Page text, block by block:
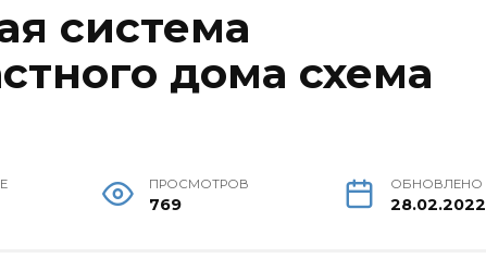
система
дома схема
ПРОСМОТРОВ
769
ОБНОВЛЕНО
28.02.2022